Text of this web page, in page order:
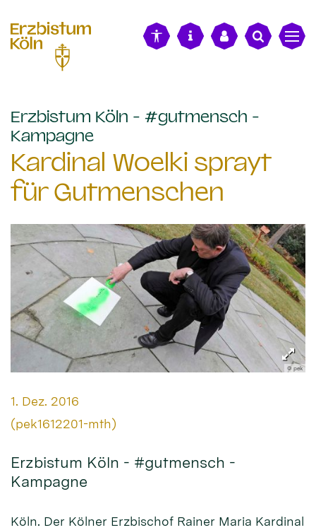
Erzbistum Köln - #gutmensch -
Kampagne:
Kardinal Woelki sprayt
für Gutmenschen
© pek
Datum:
1. Dez. 2016
Von:
(pek1612201-mth)
Erzbistum Köln - #gutmensch -
Kampagne
Köln. Der Kölner Erzbischof Rainer Maria Kardinal